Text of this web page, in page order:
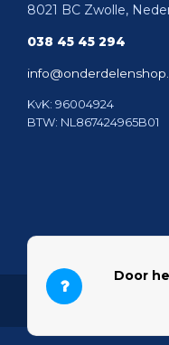
8021 BC Zwolle,
038 45 45 294
KvK: 96004924
BTW: NL867424965B01
© 2026 Onderdelenshop -
Door